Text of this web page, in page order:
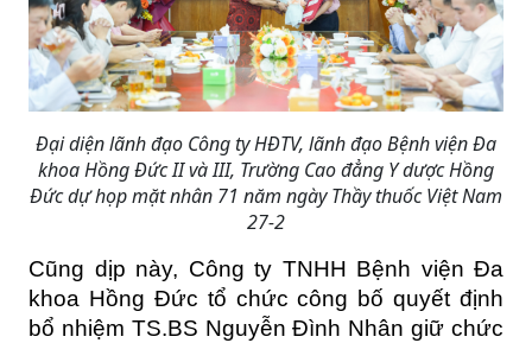
Đại diện lãnh đạo Công ty HĐTV, lãnh đạo Bệnh viện Đa
khoa Hồng Đức II và III, Trường Cao đẳng Y dược Hồng
Đức dự họp mặt nhân 71 năm ngày Thầy thuốc Việt Nam
27-2
Cũng dịp này, Công ty TNHH Bệnh viện Đa
khoa Hồng Đức tổ chức công bố quyết định
bổ nhiệm TS.BS Nguyễn Đình Nhân giữ chức